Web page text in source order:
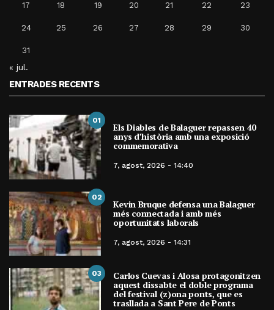
17 18 19 20 21 22 23
24 25 26 27 28 29 30
31
« jul.
ENTRADES RECENTS
01
Els Diables de Balaguer repassen 40
anys d’història amb una exposició
commemorativa
7, agost, 2026 - 14:40
02
Kevin Bruque defensa una Balaguer
més connectada i amb més
oportunitats laborals
7, agost, 2026 - 14:31
03 Carlos Cuevas i Alosa protagonitzen
aquest dissabte el doble programa
del festival (z)ona ponts, que es
trasllada a Sant Pere de Ponts